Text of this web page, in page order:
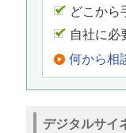
どこから
自社に必
何から相
デジタルサイ